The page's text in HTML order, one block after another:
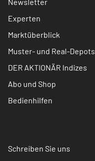
Newsletter
Experten
Marktüberblick
Muster- und Real-Depots
DER AKTIONÄR Indizes
Abo und Shop
Bedienhilfen
Schreiben Sie uns